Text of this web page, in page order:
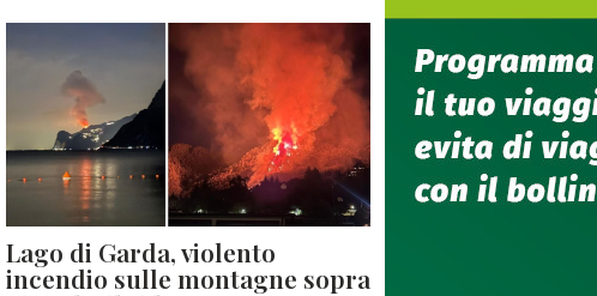
Lago di Garda, violento
incendio sulle montagne sopra